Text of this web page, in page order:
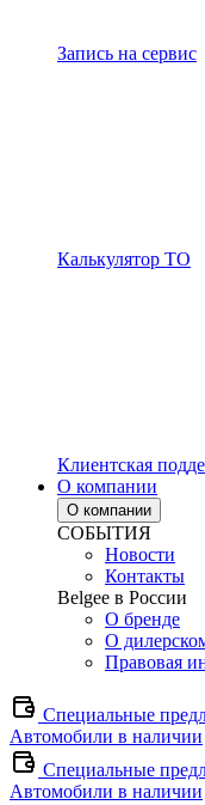
Запись на сервис
Калькулятор ТО
Клиентская
О компании
О компании
СОБЫТИЯ
Новости
Контакты
Belgee в России
О бренде
О
Правовая
Специальные
Автомобили в наличии
Специальные
Автомобили в наличии